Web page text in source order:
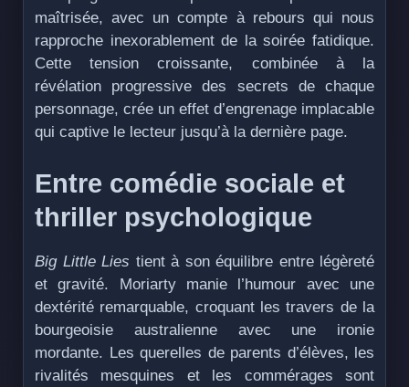
maîtrisée, avec un compte à rebours qui nous
rapproche inexorablement de la soirée fatidique.
Cette tension croissante, combinée à la
révélation progressive des secrets de chaque
personnage, crée un effet d’engrenage implacable
qui captive le lecteur jusqu’à la dernière page.
Entre comédie sociale et
thriller psychologique
Big Little Lies tient à son équilibre entre légèreté
et gravité. Moriarty manie l’humour avec une
dextérité remarquable, croquant les travers de la
bourgeoisie australienne avec une ironie
mordante. Les querelles de parents d’élèves, les
rivalités mesquines et les commérages sont